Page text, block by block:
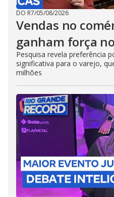
DO R7/05/08/2026
Vendas no
ganham força
Pesquisa revela preferência
significativa para o varejo,
milhões